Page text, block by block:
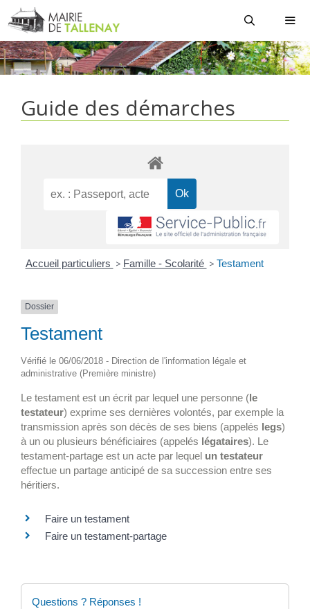
Aller
au
contenu
Guide des démarches
Accueil particuliers > Famille - Scolarité > Testament
Dossier
Testament
Vérifié le 06/06/2018 - Direction de l'information légale et
administrative (Première ministre)
Le testament est un écrit par lequel une personne (le
testateur) exprime ses dernières volontés, par exemple la
transmission après son décès de ses biens (appelés legs)
à un ou plusieurs bénéficiaires (appelés légataires). Le
testament-partage est un acte par lequel un testateur
effectue un partage anticipé de sa succession entre ses
héritiers.
Faire un testament
Faire un testament-partage
Questions ? Réponses !